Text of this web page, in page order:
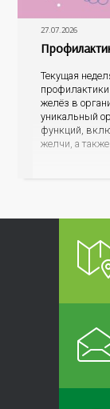
27.07.2026
Текущая
желёз в
уникальный
функций,
желчи, а